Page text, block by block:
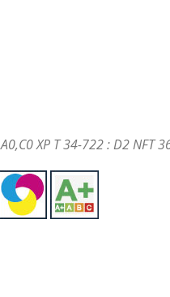
XP T 34-722 : D2 NFT